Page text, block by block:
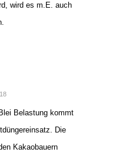
wird es m.E. auch
Belastung kommt
Die
Kakaobauern